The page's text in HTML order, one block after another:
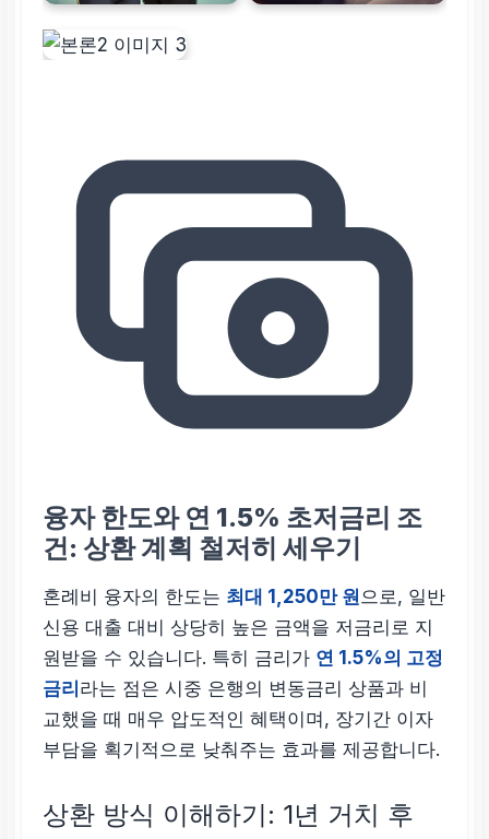
융자 한도와 연 1.5% 초저금리 조
건: 상환 계획 철저히 세우기
혼례비 융자의 한도는 최대 1,250만 원으로, 일반
신용 대출 대비 상당히 높은 금액을 저금리로 지
원받을 수 있습니다. 특히 금리가 연 1.5%의 고정
금리 라는 점은 시중 은행의 변동금리 상품과 비
교했을 때 매우 압도적인 혜택이며, 장기간 이자
부담을 획기적으로 낮춰주는 효과를 제공합니다.
상환 방식 이해하기: 1년 거치 후